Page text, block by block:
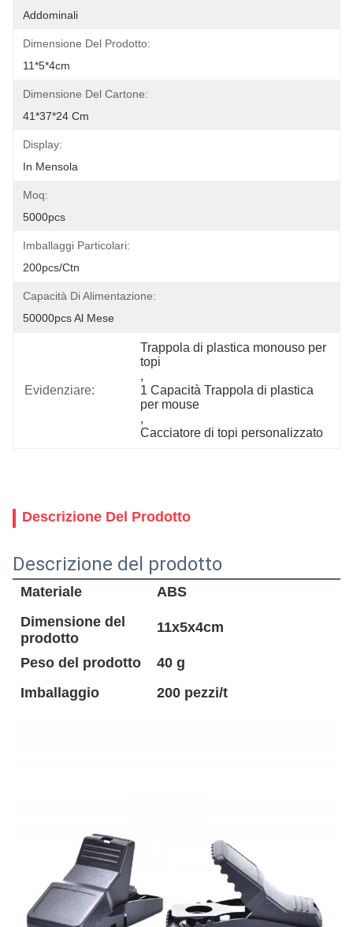
Addominali
Dimensione Del Prodotto:
11*5*4cm
Dimensione Del Cartone:
41*37*24 Cm
Display:
In Mensola
Moq:
5000pcs
Imballaggi Particolari:
200pcs/ctn
Capacità Di Alimentazione:
50000pcs Al Mese
Evidenziare:
Trappola di plastica monouso per
topi
,
1 Capacità Trappola di plastica
per mouse
,
Cacciatore di topi personalizzato
Descrizione Del Prodotto
Descrizione del prodotto
Materiale
ABS
Dimensione del
prodotto
11x5x4cm
Peso del prodotto
40 g
Imballaggio
200 pezzi/t